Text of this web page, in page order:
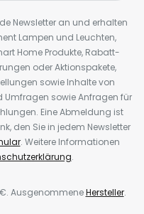
Newsletter an und erhalten
Lampen und Leuchten,
Home Produkte, Rabatt-
oder Aktionspakete,
sowie Inhalte von
sowie Anfragen für
Eine Abmeldung ist
den Sie in jedem Newsletter
. Weitere Informationen
.
AusgenommeneHersteller.